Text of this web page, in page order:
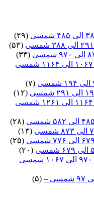
(۲۹)
(۵۳)
(۳۳)
(۷)
(۱۲)
(۲۸)
(۱۳)
(۲۵)
(۲۰)
(۵)